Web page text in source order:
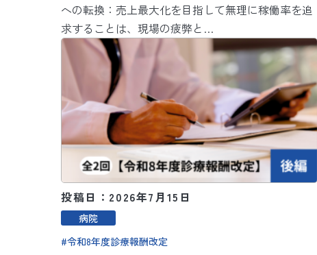
への転換：売上最大化を目指して無理に稼働率を追
求することは、現場の疲弊と…
投稿日：2026年7月15日
病院
令和8年度診療報酬改定